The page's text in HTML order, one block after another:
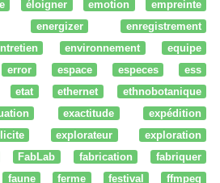
éloigner emotion
empreinte
energizer
enregistrement
environnement
equipe
error espace especes
ess
etat ethernet
ethnobotanique
exactitude
expédition
explorateur
exploration
FabLab fabrication
fabriquer
faune ferme festival ffmpeg